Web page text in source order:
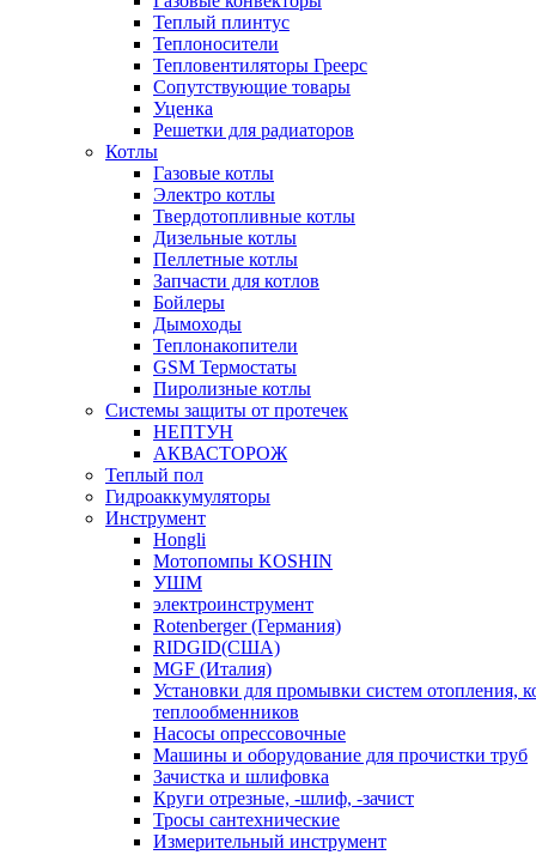
Теплый плинтус
Теплоносители
Тепловентиляторы Греерс
Сопутствующие товары
Уценка
Решетки для радиаторов
Котлы
Газовые котлы
Электро котлы
Твердотопливные котлы
Дизельные котлы
Пеллетные котлы
Запчасти для котлов
Бойлеры
Дымоходы
Теплонакопители
GSM Термостаты
Пиролизные котлы
Системы защиты от протечек
НЕПТУН
АКВАСТОРОЖ
Теплый пол
Гидроаккумуляторы
Инструмент
Hongli
Мотопомпы KOSHIN
УШМ
электроинструмент
Rotenberger (Германия)
RIDGID(США)
MGF (Италия)
Установки для промывки систем отопления,
теплообменников
Насосы опрессовочные
Машины и оборудование для прочистки труб
Зачистка и шлифовка
Круги отрезные, -шлиф, -зачист
Тросы сантехнические
Измерительный инструмент